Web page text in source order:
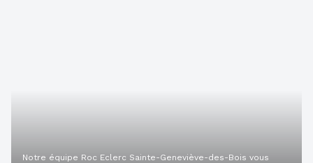
Notre équipe Roc Eclerc Sainte-Geneviève-des-Bois vous